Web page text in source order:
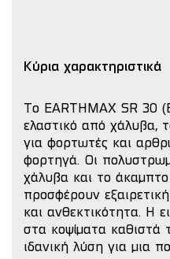
Κύρια χαρακτηριστικά
Το EARTHMAX SR 30
ελαστικό από χάλυβα,
για φορτωτές και
φορτηγά. Οι
χάλυβα και το άκαμπτο
προσφέρουν
και ανθεκτικότητα. Η
στα κοψίματα καθιστά
ιδανική λύση για μια